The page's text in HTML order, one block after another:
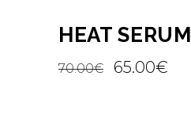
HEAT SERUM
70.00€ 65.00€